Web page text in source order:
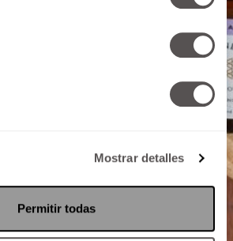
Mostrar detalles
Permitir todas